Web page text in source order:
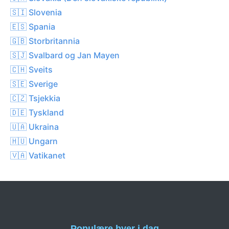
🇸🇮 Slovenia
🇪🇸 Spania
🇬🇧 Storbritannia
🇸🇯 Svalbard og Jan Mayen
🇨🇭 Sveits
🇸🇪 Sverige
🇨🇿 Tsjekkia
🇩🇪 Tyskland
🇺🇦 Ukraina
🇭🇺 Ungarn
🇻🇦 Vatikanet